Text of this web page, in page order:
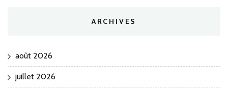
ARCHIVES
août 2026
juillet 2026